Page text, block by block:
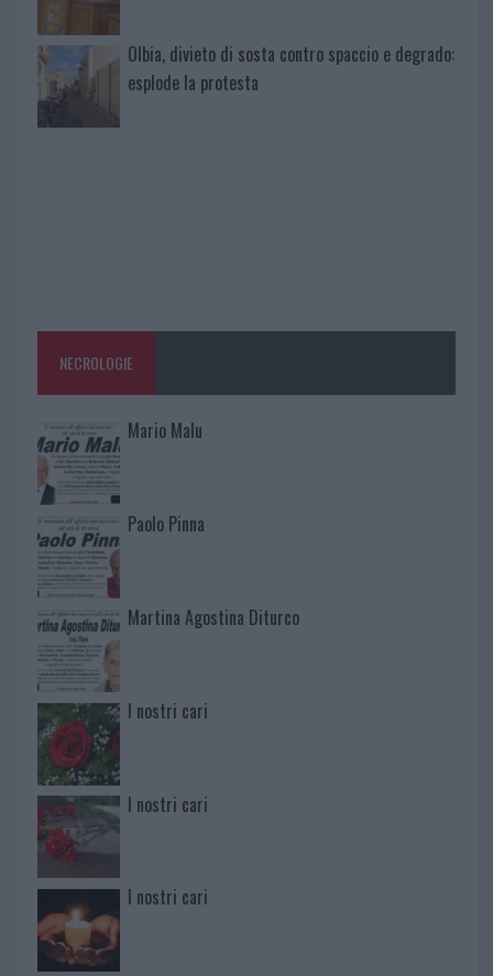
Olbia, divieto di sosta contro spaccio e degrado:
esplode la protesta
NECROLOGIE
Mario Malu
Paolo Pinna
Martina Agostina Diturco
I nostri cari
I nostri cari
I nostri cari